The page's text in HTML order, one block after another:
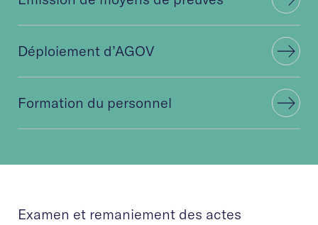
Déploiement d’AGOV
Formation du personnel
Examen et remaniement des actes